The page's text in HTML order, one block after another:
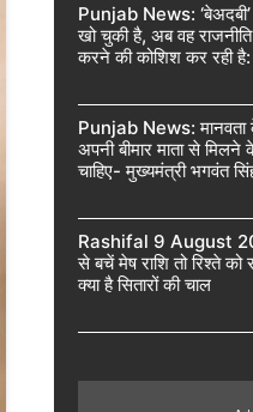
Punjab News: ‘बेअदबी’
खो चुकी है, अब वह
करने की कोशिश कर रही
Punjab News: मानवता
अपनी बीमार माता से मिलने
चाहिए- मुख्यमंत्री भगवंत
Rashifal 9 August
से बचें मेष राशि तो रिश्ते
क्या है सितारों की चाल